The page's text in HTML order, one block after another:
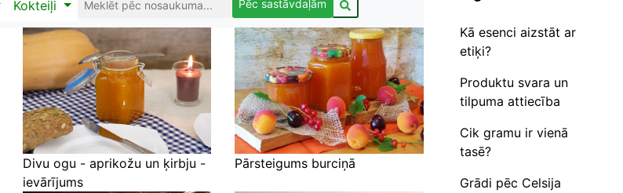
Kokteiļi Pēc sastāvdaļām
Divu ogu - aprikožu un ķirbju -
ievārījums
Pārsteigums burciņā
Kā esenci aizstāt ar
etiķi?
Produktu svara un
tilpuma attiecība
Cik gramu ir vienā
tasē?
Grādi pēc Celsija